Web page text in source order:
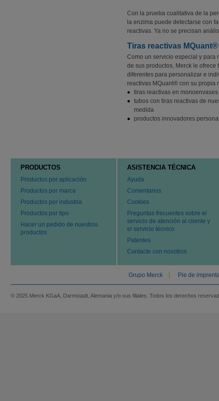
Con la prueba cualitativa de la
la enzima puede detectarse con
reactivas. Ya no se precisan
Tiras reactivas
Como un servicio especial y para
de sus productos, Merck le ofrece
diferentes para personalizar e
reactivas MQuant® con su propia
tiras reactivas en monoenvases
tubos con tiras reactivas de
medida
productos innovadores
PRODUCTOS
Productos por aplicación
Productos por marca
Productos por industria
Productos por tipo
Hacer un pedido de nuestros
productos
ASISTENCIA TÉCNICA
Ayuda
Comentarios
Cookies
Preguntas frecuentes sobre el
servicio de atención al cliente y
el servicio técnico
Patentes
Contacte con nosotros
Grupo Merck Pie de
© 2025 Merck KGaA, Darmstadt, Alemania y/o sus filiales. Todos los derechos